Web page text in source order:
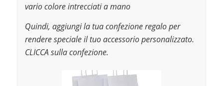
vario colore intrecciati a mano
Quindi, aggiungi la tua confezione regalo per
rendere speciale il tuo accessorio personalizzato.
CLICCA sulla confezione.